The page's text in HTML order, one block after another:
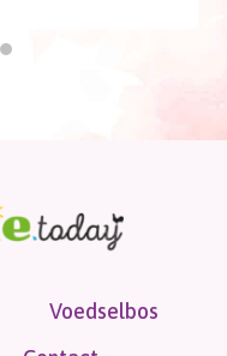
Voedselbos